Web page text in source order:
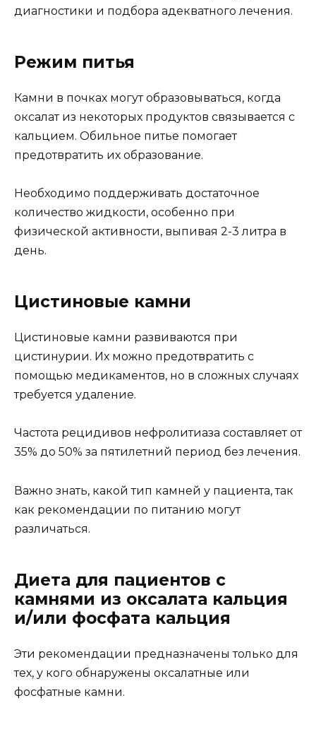
диагностики и подбора адекватного лечения.
Режим питья
Камни в почках могут образовываться, когда
оксалат из некоторых продуктов связывается с
кальцием. Обильное питье помогает
предотвратить их образование.
Необходимо поддерживать достаточное
количество жидкости, особенно при
физической активности, выпивая 2-3 литра в
день.
Цистиновые камни
Цистиновые камни развиваются при
цистинурии. Их можно предотвратить с
помощью медикаментов, но в сложных случаях
требуется удаление.
Частота рецидивов нефролитиаза составляет от
35% до 50% за пятилетний период без лечения.
Важно знать, какой тип камней у пациента, так
как рекомендации по питанию могут
различаться.
Диета для пациентов с
камнями из оксалата кальция
и/или фосфата кальция
Эти рекомендации предназначены только для
тех, у кого обнаружены оксалатные или
фосфатные камни.